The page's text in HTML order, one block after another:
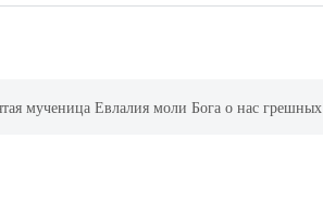
мученица Евлалия моли Бога о нас